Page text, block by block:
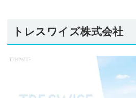
トレスワイズ株式会社